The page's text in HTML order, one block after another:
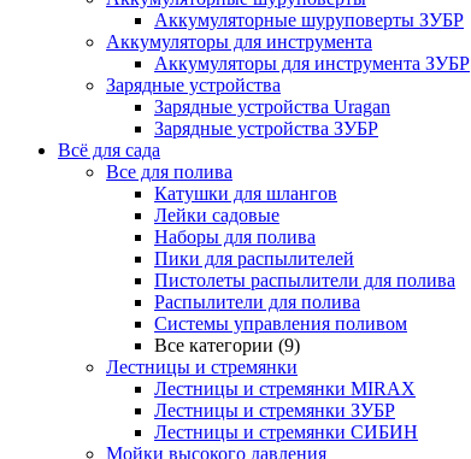
Аккумуляторные шуруповерты ЗУБР
Аккумуляторы для инструмента
Аккумуляторы для инструмента ЗУБР
Зарядные устройства
Зарядные устройства Uragan
Зарядные устройства ЗУБР
Всё для сада
Все для полива
Катушки для шлангов
Лейки садовые
Наборы для полива
Пики для распылителей
Пистолеты распылители для полива
Распылители для полива
Системы управления поливом
Все категории (9)
Лестницы и стремянки
Лестницы и стремянки MIRAX
Лестницы и стремянки ЗУБР
Лестницы и стремянки СИБИН
Мойки высокого давления